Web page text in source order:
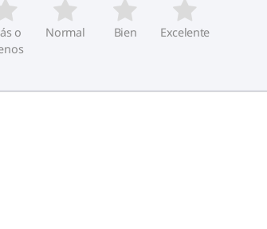
o
Normal Bien Excelente